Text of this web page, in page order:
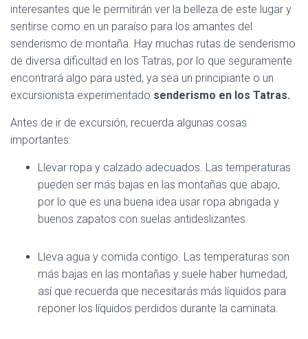
interesantes que le permitirán ver la belleza de este lugar y
sentirse como en un paraíso para los amantes del
senderismo de montaña. Hay muchas rutas de senderismo
de diversa dificultad en los Tatras, por lo que seguramente
encontrará algo para usted, ya sea un principiante o un
excursionista experimentado senderismo en los Tatras.
Antes de ir de excursión, recuerda algunas cosas
importantes:
Llevar ropa y calzado adecuados. Las temperaturas
pueden ser más bajas en las montañas que abajo,
por lo que es una buena idea usar ropa abrigada y
buenos zapatos con suelas antideslizantes.
Lleva agua y comida contigo. Las temperaturas son
más bajas en las montañas y suele haber humedad,
así que recuerda que necesitarás más líquidos para
reponer los líquidos perdidos durante la caminata.